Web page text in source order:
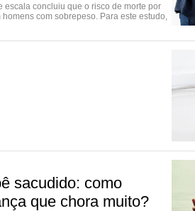
escala concluiu que o risco de morte por
com sobrepeso. Para este estudo,
sacudido: como
que chora muito?